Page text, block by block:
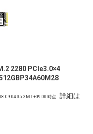
2280 PCIe3.0×4
09 04:05 GMT +09:00 時点 -詳細は